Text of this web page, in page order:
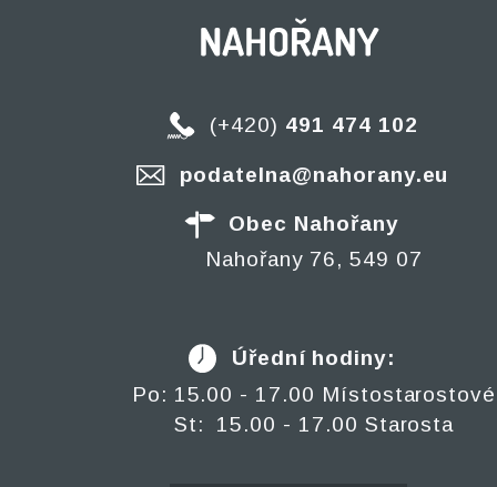
(+420) 491 474 102
podatelna@nahorany.eu
Obec Nahořany
Nahořany 76, 549 07
Úřední hodiny:
Po: 15.00 - 17.00 Místostarostové
St: 15.00 - 17.00 Starosta